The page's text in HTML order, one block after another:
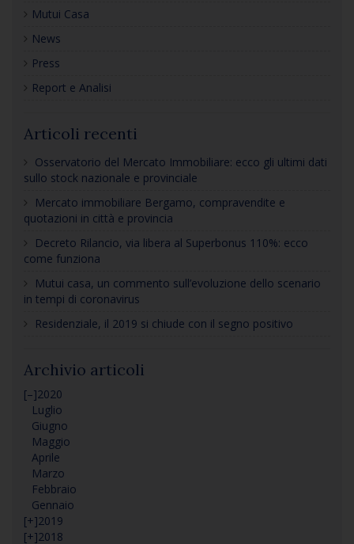
Mutui Casa
News
Press
Report e Analisi
Articoli recenti
Osservatorio del Mercato Immobiliare: ecco gli ultimi dati
sullo stock nazionale e provinciale
Mercato immobiliare Bergamo, compravendite e
quotazioni in città e provincia
Decreto Rilancio, via libera al Superbonus 110%: ecco
come funziona
Mutui casa, un commento sull’evoluzione dello scenario
in tempi di coronavirus
Residenziale, il 2019 si chiude con il segno positivo
Archivio articoli
[–]2020
Luglio
Giugno
Maggio
Aprile
Marzo
Febbraio
Gennaio
[+]2019
[+]2018